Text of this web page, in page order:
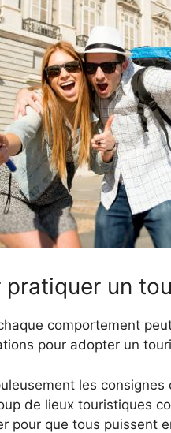
pratiquer un
comportement
pour adopter un
les
de lieux touristiques
pour que tous puissent